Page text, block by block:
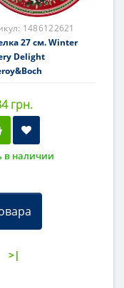
1486122621
27 см. Winter
Delight
грн.
в наличии
>|